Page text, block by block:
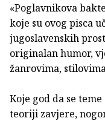
«Poglavnikova
koje su ovog pisca
jugoslavenskih
originalan humor,
žanrovima,
Koje god da se
teoriji zavjere,